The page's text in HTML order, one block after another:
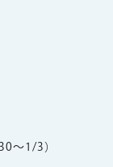
〜1/3）